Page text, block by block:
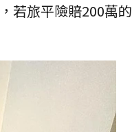
若旅平險賠200萬的